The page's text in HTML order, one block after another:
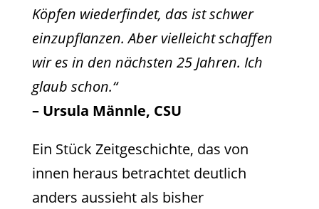
Köpfen wiederfindet, das ist schwer
einzupflanzen. Aber vielleicht schaffen
wir es in den nächsten 25 Jahren. Ich
glaub schon.“
– Ursula Männle, CSU
Ein Stück Zeitgeschichte, das von
innen heraus betrachtet deutlich
anders aussieht als bisher